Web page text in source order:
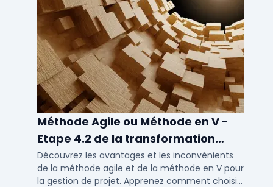
Méthode Agile ou Méthode en V -
Etape 4.2 de la transformation
digitale
Découvrez les avantages et les inconvénients
de la méthode agile et de la méthode en V pour
la gestion de projet. Apprenez comment choisir